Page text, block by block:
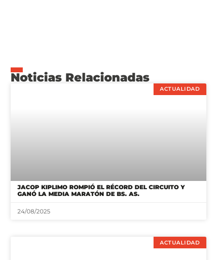
Noticias Relacionadas
ACTUALIDAD
JACOP KIPLIMO ROMPIÓ EL RÉCORD DEL CIRCUITO Y
GANÓ LA MEDIA MARATÓN DE BS. AS.
24/08/2025
ACTUALIDAD